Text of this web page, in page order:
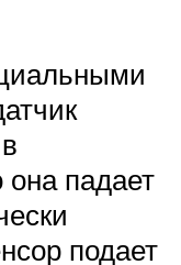
падает
подает